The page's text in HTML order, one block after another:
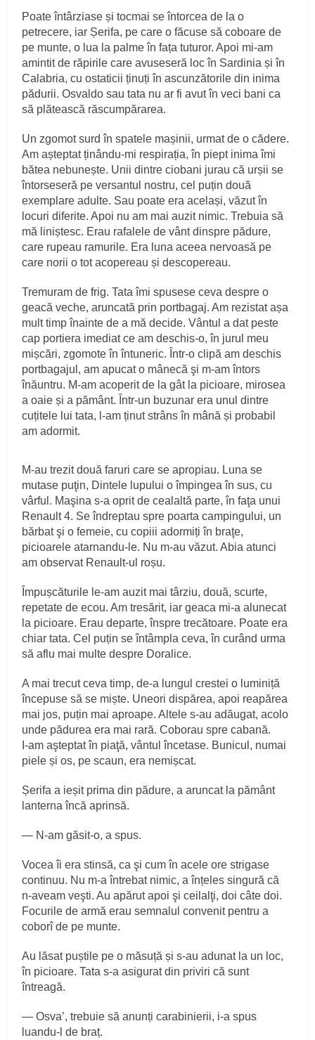
Poate întârziase și tocmai se întorcea de la o
petrecere, iar Șerifa, pe care o făcuse să coboare de
pe munte, o lua la palme în fața tuturor. Apoi mi‑am
amintit de răpirile care avuseseră loc în Sardinia și în
Calabria, cu ostaticii ținuți în ascunzătorile din inima
pădurii. Osvaldo sau tata nu ar fi avut în veci bani ca
să plătească răscumpărarea.
Un zgomot surd în spatele mașinii, urmat de o cădere.
Am așteptat ținându‑mi respirația, în piept inima îmi
bătea nebunește. Unii dintre ciobani jurau că urșii se
întorseseră pe versantul nostru, cel puțin două
exemplare adulte. Sau poate era același, văzut în
locuri diferite. Apoi nu am mai auzit nimic. Trebuia să
mă liniștesc. Erau rafalele de vânt dinspre pădure,
care rupeau ramurile. Era luna aceea nervoasă pe
care norii o tot acopereau și descopereau.
Tremuram de frig. Tata îmi spusese ceva despre o
geacă veche, aruncată prin portbagaj. Am rezistat așa
mult timp înainte de a mă decide. Vântul a dat peste
cap portiera imediat ce am deschis‑o, în jurul meu
mișcări, zgomote în întuneric. Într‑o clipă am deschis
portbagajul, am apucat o mânecă şi m‑am întors
înăuntru. M‑am acoperit de la gât la picioare, mirosea
a oaie și a pământ. Într‑un buzunar era unul dintre
cuțitele lui tata, l‑am ținut strâns în mână și probabil
am adormit.
M‑au trezit două faruri care se apropiau. Luna se
mutase puţin, Dintele lupului o împingea în sus, cu
vârful. Maşina s‑a oprit de cealaltă parte, în faţa unui
Renault 4. Se îndreptau spre poarta campingului, un
bărbat şi o femeie, cu copiii adormiți în braţe,
picioarele atarnandu‑le. Nu m‑au văzut. Abia atunci
am observat Renault-ul roșu.
Împușcăturile le‑am auzit mai târziu, două, scurte,
repetate de ecou. Am tresărit, iar geaca mi‑a alunecat
la picioare. Erau departe, înspre trecătoare. Poate era
chiar tata. Cel puțin se întâmpla ceva, în curând urma
să aflu mai multe despre Doralice.
A mai trecut ceva timp, de‑a lungul crestei o luminiță
începuse să se miște. Uneori dispărea, apoi reapărea
mai jos, puțin mai aproape. Altele s‑au adăugat, acolo
unde pădurea era mai rară. Coborau spre cabană.
I‑am aşteptat în piaţă, vântul încetase. Bunicul, numai
piele și os, pe scaun, era nemișcat.
Șerifa a ieșit prima din pădure, a aruncat la pământ
lanterna încă aprinsă.
— N‑am găsit‑o, a spus.
Vocea îi era stinsă, ca şi cum în acele ore strigase
continuu. Nu m‑a întrebat nimic, a înțeles singură că
n‑aveam veşti. Au apărut apoi şi ceilalţi, doi câte doi.
Focurile de armă erau semnalul convenit pentru a
coborî de pe munte.
Au lăsat puștile pe o măsuță și s‑au adunat la un loc,
în picioare. Tata s‑a asigurat din priviri că sunt
întreagă.
— Osva’, trebuie să anunți carabinierii, i‑a spus
luandu‑l de braț.